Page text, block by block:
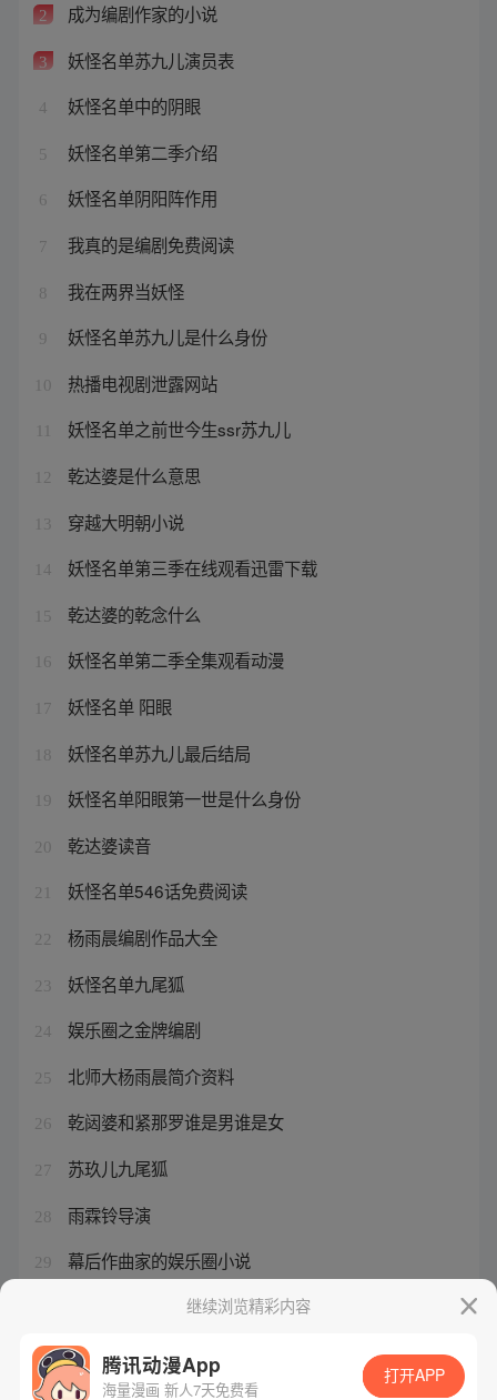
2 成为编剧作家的小说
3 妖怪名单苏九儿演员表
4 妖怪名单中的阴眼
5 妖怪名单第二季介绍
6 妖怪名单阴阳阵作用
7 我真的是编剧免费阅读
8 我在两界当妖怪
9 妖怪名单苏九儿是什么身份
10 热播电视剧泄露网站
妖怪名单之前世今生ssr苏九儿
12 乾达婆是什么意思
13 穿越大明朝小说
14 妖怪名单第三季在线观看迅雷下载
15 乾达婆的乾念什么
16 妖怪名单第二季全集观看动漫
17 妖怪名单 阳眼
18 妖怪名单苏九儿最后结局
19 妖怪名单阳眼第一世是什么身份
20 乾达婆读音
21 妖怪名单546话免费阅读
22 杨雨晨编剧作品大全
23 妖怪名单九尾狐
24 娱乐圈之金牌编剧
25 北师大杨雨晨简介资料
26 乾闼婆和紧那罗谁是男谁是女
27 苏玖儿九尾狐
28 雨霖铃导演
29 幕后作曲家的娱乐圈小说
妖怪名单阳眼和阴眼结婚继续浏览精彩内容
腾讯动漫App
海量漫画 新人7天免费看
打开APP